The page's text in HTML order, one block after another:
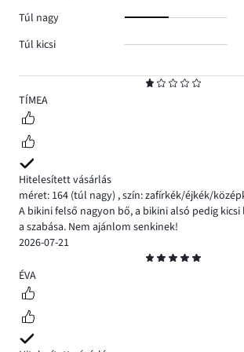
1
TÍMEA
Hitelesített vásárlás
méret: 164 (túl nagy) ,szín: zafírkék/éjkék/
A bikini felső nagyon bő, a bikini alsó pedig
a szabása. Nem ajánlom senkinek!
2026-07-21
5
ÉVA
Túl nagy
Túl kicsi